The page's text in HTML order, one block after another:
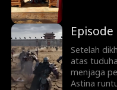
menebas
lalu naik
Episode
Setelah
atas
menjaga
Astina